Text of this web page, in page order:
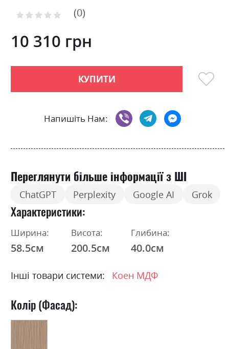
the
of
the
gallery
Рейтинг: 0
10 310 грн
КУПИТИ
Напишіть Нам:
Переглянути більше інформації з ШІ
ChatGPT Perplexity Google AI Grok
Характеристики
Ширина:
58.5см
Висота:
200.5см
Глибина:
40.0см
Інші товари системи: Коен МДФ
Колір (Фасад):